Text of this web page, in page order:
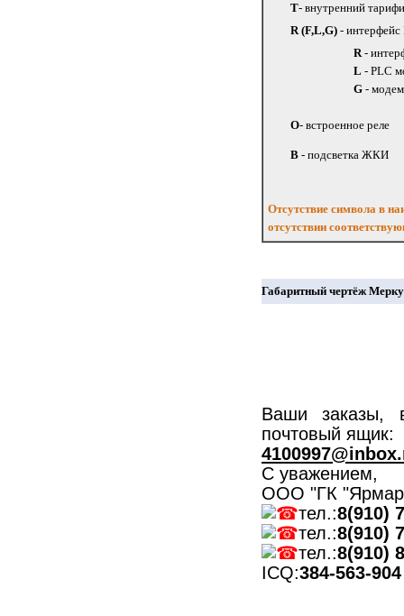
Т- внутренний
R (F,L,G) -
R-
L - PLC
G -
О- встроенное реле
В - подсветка ЖКИ
Отсутствие символа в
отсутствии
Габаритный чертёж
Ваши заказы,
почтовый ящик:
С уважением,
ООО "ГК
тел.:8(910)
тел.:8(910)
тел.:8(910)
ICQ:384-563-904